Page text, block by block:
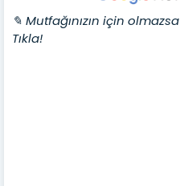
✎ Mutfağınızın için
Tıkla!